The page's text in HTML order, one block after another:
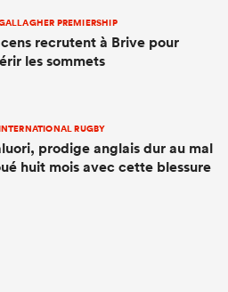
PREMIERSHIP
recrutent à Brive pour
les sommets
RUGBY
prodige anglais dur au mal
huit mois avec cette blessure